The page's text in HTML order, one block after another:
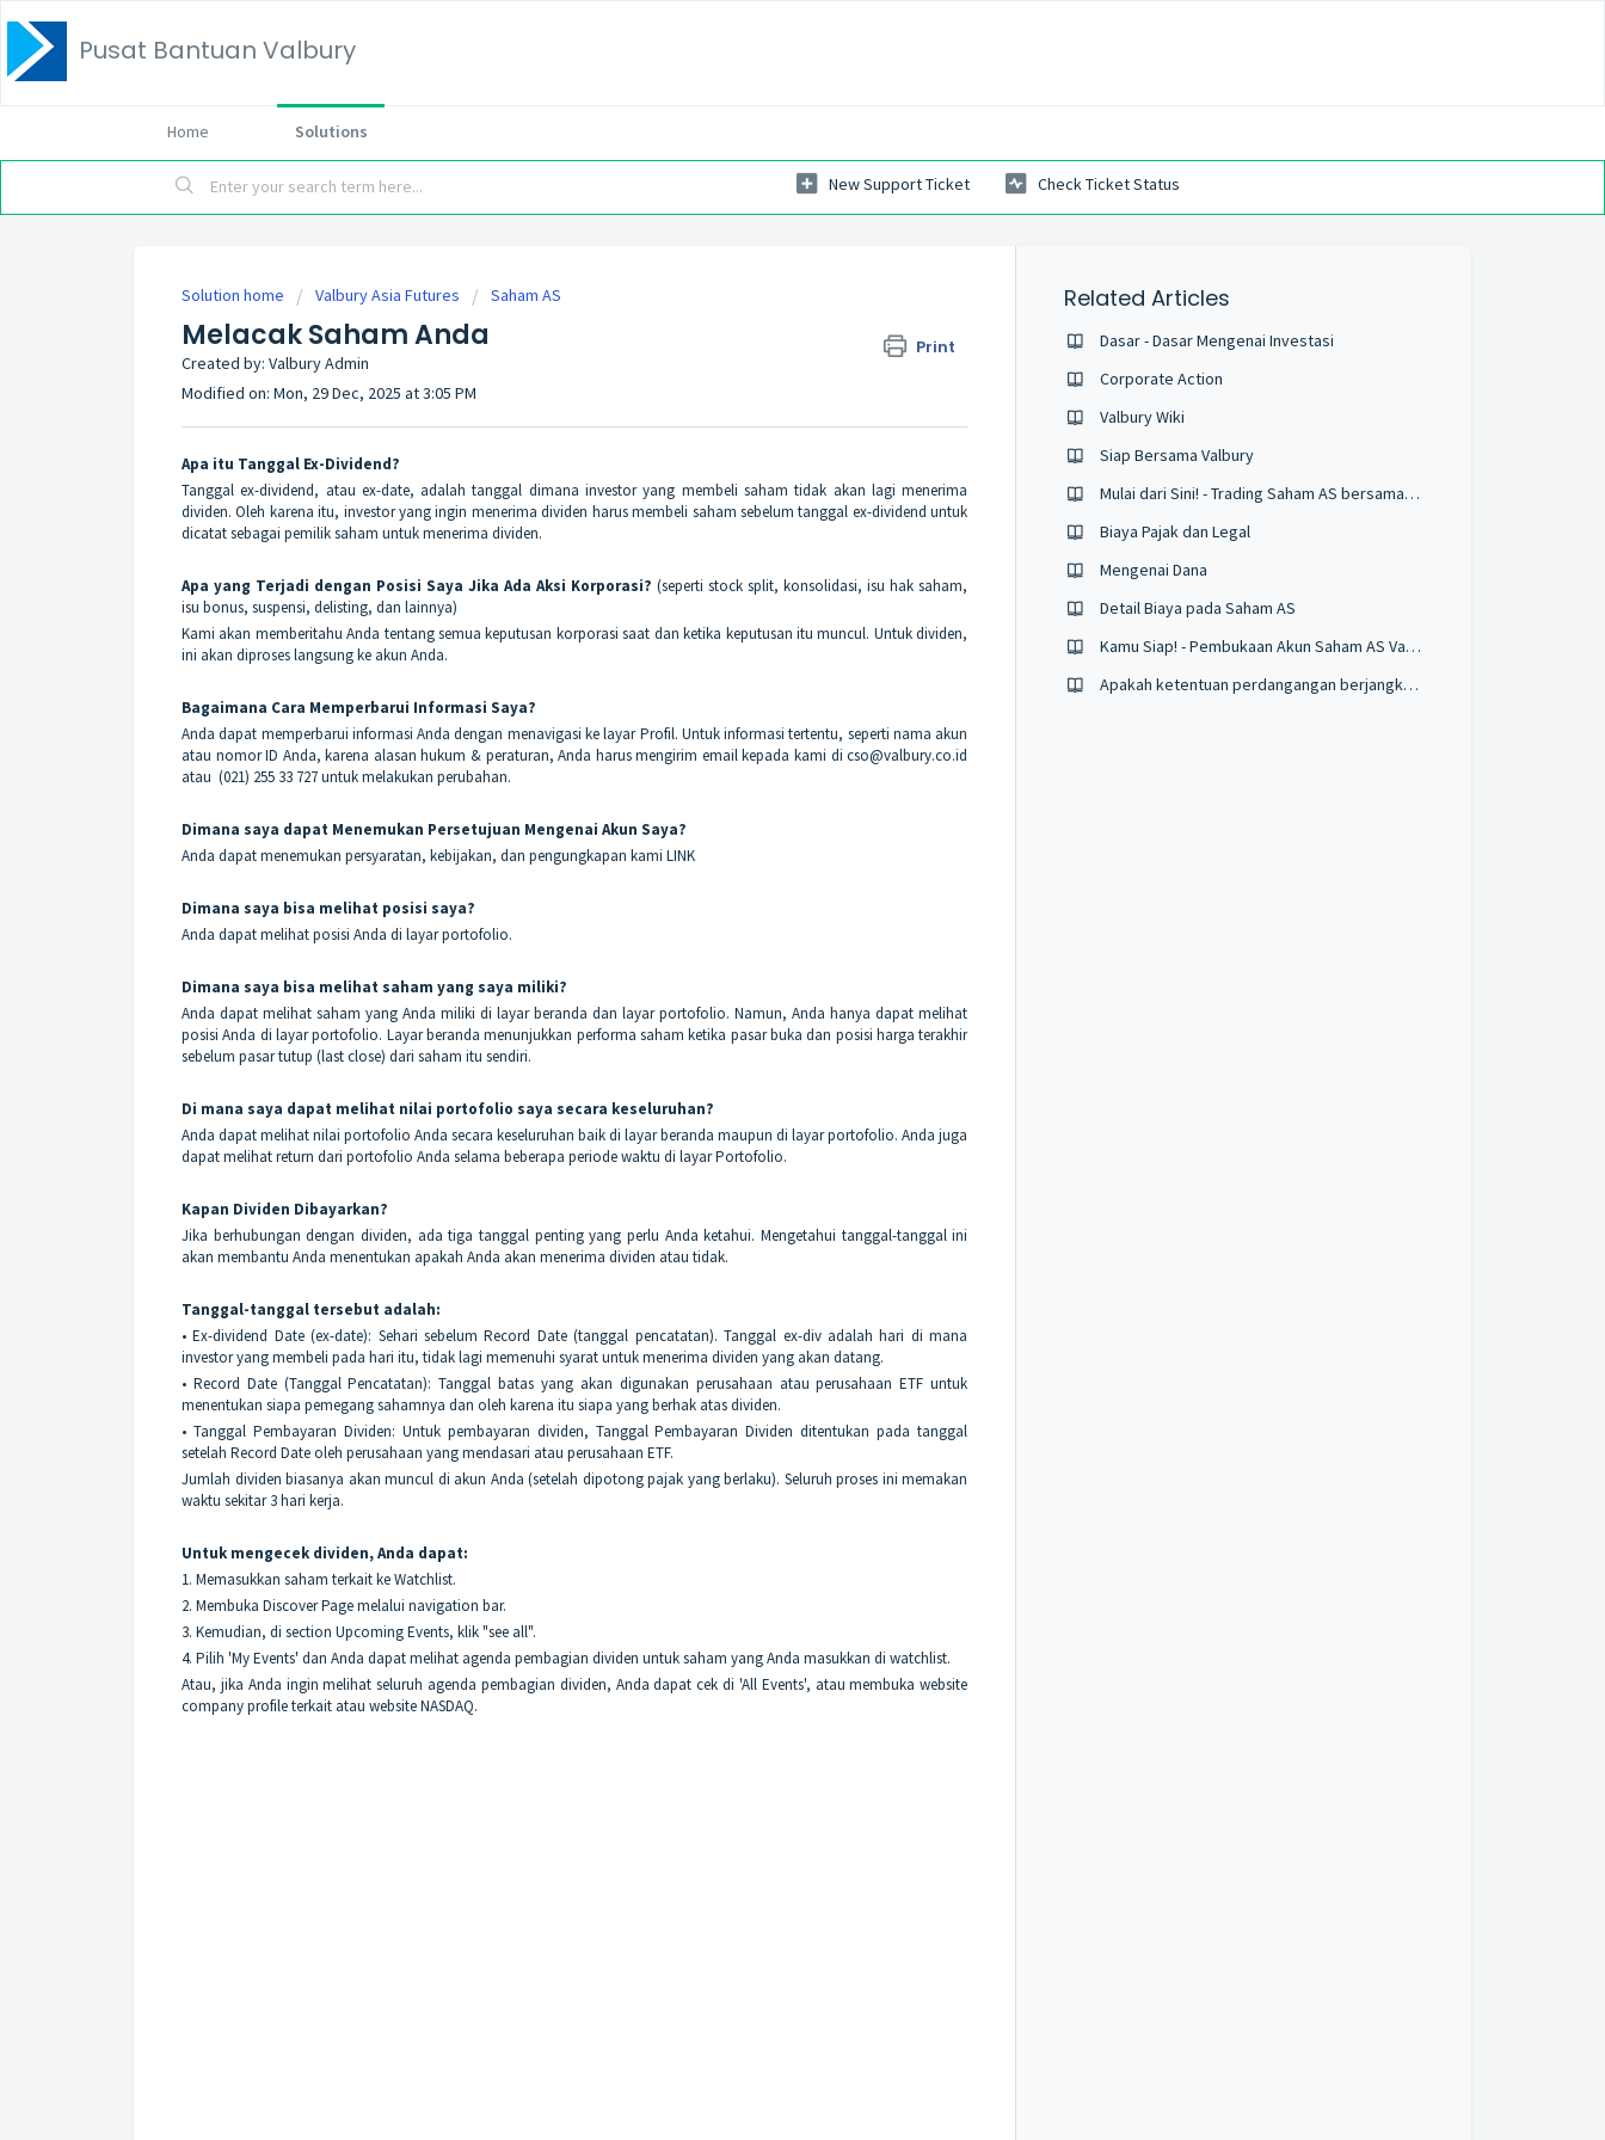
Pusat Bantuan Valbury
Home Solutions
New Support Ticket Check Ticket Status
Solution home Valbury Asia Futures Saham AS
Melacak Saham Anda Print
Created by: Valbury Admin
Modified on: Mon, 29 Dec, 2025 at 3:05 PM
Apa itu Tanggal Ex-Dividend?
Tanggal ex-dividend, atau ex-date, adalah tanggal dimana investor yang membeli saham tidak akan lagi menerima
dividen. Oleh karena itu, investor yang ingin menerima dividen harus membeli saham sebelum tanggal ex-dividend untuk
dicatat sebagai pemilik saham untuk menerima dividen.
Apa yang Terjadi dengan Posisi Saya Jika Ada Aksi Korporasi? (seperti stock split, konsolidasi, isu hak saham,
isu bonus, suspensi, delisting, dan lainnya)
Kami akan memberitahu Anda tentang semua keputusan korporasi saat dan ketika keputusan itu muncul. Untuk dividen,
ini akan diproses langsung ke akun Anda.
Bagaimana Cara Memperbarui Informasi Saya?
Anda dapat memperbarui informasi Anda dengan menavigasi ke layar Profil. Untuk informasi tertentu, seperti nama akun
atau nomor ID Anda, karena alasan hukum & peraturan, Anda harus mengirim email kepada kami di cso@valbury.co.id
atau (021) 255 33 727 untuk melakukan perubahan.
Dimana saya dapat Menemukan Persetujuan Mengenai Akun Saya?
Anda dapat menemukan persyaratan, kebijakan, dan pengungkapan kami LINK
Dimana saya bisa melihat posisi saya?
Anda dapat melihat posisi Anda di layar portofolio.
Dimana saya bisa melihat saham yang saya miliki?
Anda dapat melihat saham yang Anda miliki di layar beranda dan layar portofolio. Namun, Anda hanya dapat melihat
posisi Anda di layar portofolio. Layar beranda menunjukkan performa saham ketika pasar buka dan posisi harga terakhir
sebelum pasar tutup (last close) dari saham itu sendiri.
Di mana saya dapat melihat nilai portofolio saya secara keseluruhan?
Anda dapat melihat nilai portofolio Anda secara keseluruhan baik di layar beranda maupun di layar portofolio. Anda juga
dapat melihat return dari portofolio Anda selama beberapa periode waktu di layar Portofolio.
Kapan Dividen Dibayarkan?
Jika berhubungan dengan dividen, ada tiga tanggal penting yang perlu Anda ketahui. Mengetahui tanggal-tanggal ini
akan membantu Anda menentukan apakah Anda akan menerima dividen atau tidak.
Tanggal-tanggal tersebut adalah:
• Ex-dividend Date (ex-date): Sehari sebelum Record Date (tanggal pencatatan). Tanggal ex-div adalah hari di mana
investor yang membeli pada hari itu, tidak lagi memenuhi syarat untuk menerima dividen yang akan datang.
• Record Date (Tanggal Pencatatan): Tanggal batas yang akan digunakan perusahaan atau perusahaan ETF untuk
menentukan siapa pemegang sahamnya dan oleh karena itu siapa yang berhak atas dividen.
• Tanggal Pembayaran Dividen: Untuk pembayaran dividen, Tanggal Pembayaran Dividen ditentukan pada tanggal
setelah Record Date oleh perusahaan yang mendasari atau perusahaan ETF.
Jumlah dividen biasanya akan muncul di akun Anda (setelah dipotong pajak yang berlaku). Seluruh proses ini memakan
waktu sekitar 3 hari kerja.
Untuk mengecek dividen, Anda dapat:
1. Memasukkan saham terkait ke Watchlist.
2. Membuka Discover Page melalui navigation bar.
3. Kemudian, di section Upcoming Events, klik "see all".
4. Pilih 'My Events' dan Anda dapat melihat agenda pembagian dividen untuk saham yang Anda masukkan di watchlist.
Atau, jika Anda ingin melihat seluruh agenda pembagian dividen, Anda dapat cek di 'All Events', atau membuka website
company profile terkait atau website NASDAQ.
Related Articles
Dasar - Dasar Mengenai Investasi
Corporate Action
Valbury Wiki
Siap Bersama Valbury
Mulai dari Sini! - Trading Saham AS bersama Valbury
Biaya Pajak dan Legal
Mengenai Dana
Detail Biaya pada Saham AS
Kamu Siap! - Pembukaan Akun Saham AS Valbury
Apakah ketentuan perdangangan berjangka indeks?